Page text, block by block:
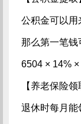
公积金可以用
那么第一笔钱
6504 × 14%
【养老保险领
退休时每月能